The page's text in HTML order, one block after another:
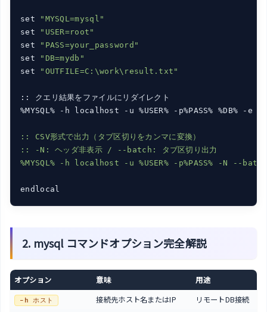
set
"MYSQL=mysql"
set
"USER=root"
set
"PASS=your_password"
set
"DB=mydb"
set
"OUTFILE=C:\work\result.txt"
:: クエリ結果をファイルにリダイレクト
%MYSQL% -h localhost -u %USER% -p%PASS% %DB% -e
:: CSV形式で出力（タブ区切りをカンマに変換）
:: -N: ヘッダ非表示 / --batch: タブ区切り出力
%MYSQL% -h localhost -u %USER% -p%PASS% -N --
2. mysql コマンドオプション完全解説
オプション 意味 用途
-h ホスト 接続先ホスト名またはIP リモートDB接続